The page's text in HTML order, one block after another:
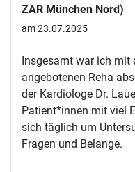
ZAR München Nord)
am 23.07.2025
Insgesamt war ich mit
angebotenen Reha
der Kardiologe Dr.
Patient*innen mit viel
sich täglich um
Fragen und Belange.